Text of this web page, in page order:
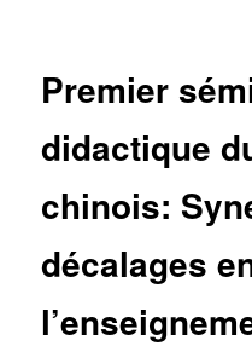
Premier
didactique
chinois:
décalages